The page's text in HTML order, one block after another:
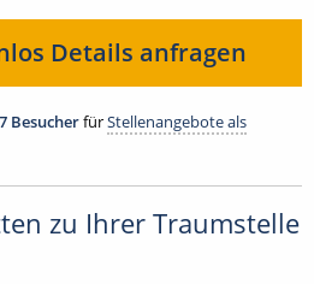
Details anfragen
7 BesucherfürStellenangebote als
zu Ihrer Traumstelle